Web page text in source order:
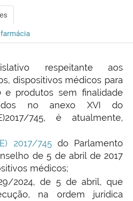
respeitante aos
dispositivos médicos para
e produtos sem finalidade
no anexo XVI do
745, é atualmente,
2017/745do Parlamento
de 5 de abril de 2017
médicos;
2024, de 5 de abril, que
na ordem jurídica